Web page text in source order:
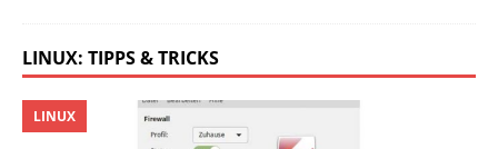
LINUX: TIPPS & TRICKS
LINUX